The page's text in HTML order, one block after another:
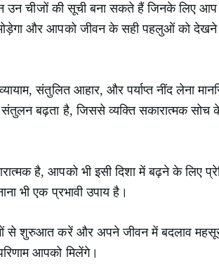
उन चीजों की सूची बना सकते हैं जिनके लिए आप
मोड़ेगा और आपको जीवन के सही पहलुओं को
संतुलित आहार, और पर्याप्त नींद लेना
बढ़ता है, जिससे व्यक्ति सकारात्मक सोच
है, आपको भी इसी दिशा में बढ़ने के लिए
भी एक प्रभावी उपाय है।
से शुरुआत करें और अपने जीवन में बदलाव
आपको मिलेंगे।